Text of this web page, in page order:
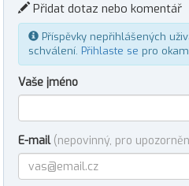
Přidat dotaz nebo komentář
Příspěvky nepřihlášených
schválení. Přihlaste se pro
Vaše jméno
E-mail (nepovinný, pro